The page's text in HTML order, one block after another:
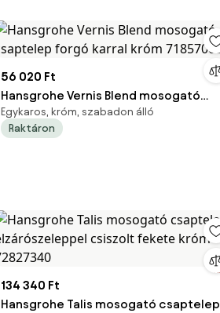
56 020 Ft
Hansgrohe Vernis Blend mosogató
csaptelep forgó karral króm 71857000
Egykaros, króm, szabadon álló
Raktáron
134 340 Ft
Hansgrohe Talis mosogató csaptelep